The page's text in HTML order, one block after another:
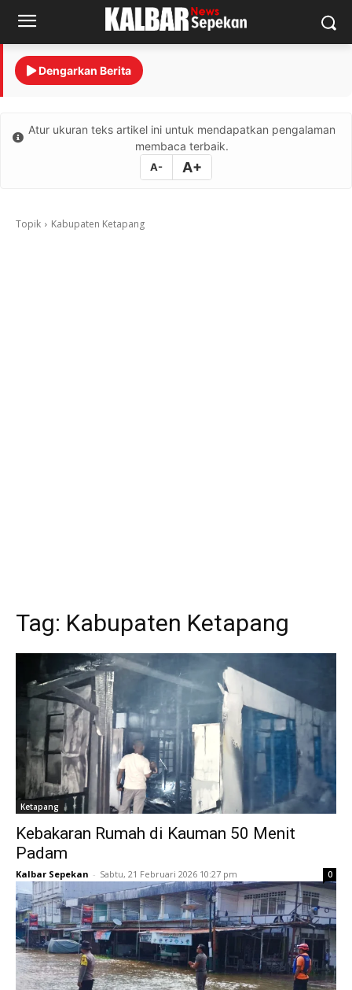
Dengarkan Berita
Atur ukuran teks artikel ini untuk mendapatkan pengalaman
membaca terbaik.
A- A+
Topik Kabupaten Ketapang
Tag: Kabupaten Ketapang
Ketapang
Kebakaran Rumah di Kauman 50 Menit
Padam
Kalbar Sepekan - Sabtu, 21 Februari 2026 10:27 pm 0